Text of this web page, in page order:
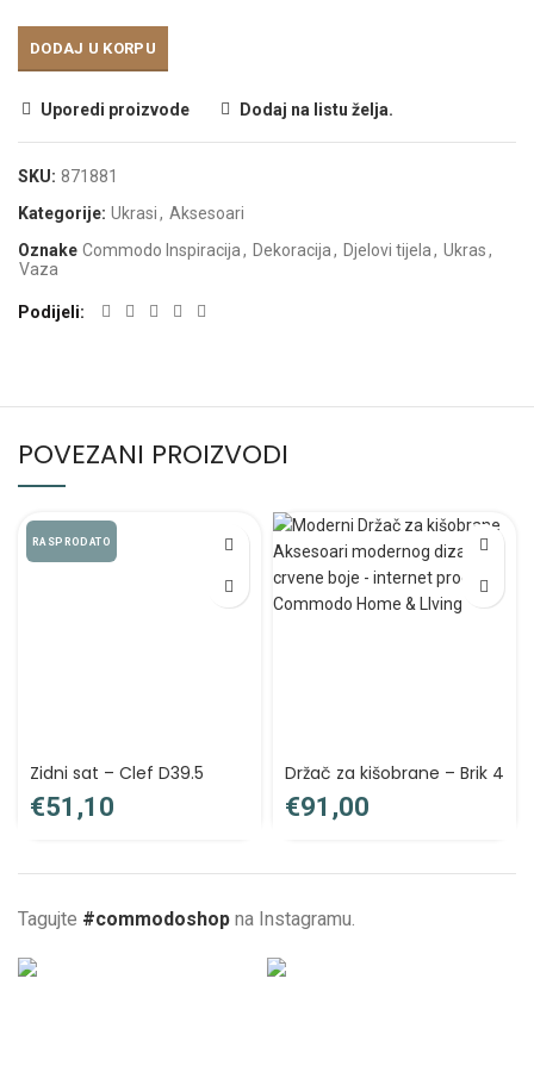
DODAJ U KORPU
Uporedi proizvode Dodaj na listu želja.
SKU: 871881
Kategorije: Ukrasi, Aksesoari
Oznake Commodo Inspiracija, Dekoracija, Djelovi tijela, Ukras,
Vaza
Podijeli
POVEZANI PROIZVODI
RASPRODATO
Zidni sat – Clef D39.5
€
Držač za kišobrane – Brik 4
€
Tagujte #commodoshop na Instagramu.